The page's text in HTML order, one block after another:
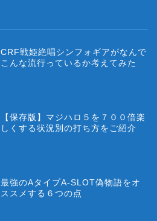
CRF戦姫絶唱シンフォギアがなんで
こんな流行っているか考えてみた
【保存版】マジハロ５を７００倍楽
しくする状況別の打ち方をご紹介
最強のAタイプA-SLOT偽物語をオ
ススメする６つの点